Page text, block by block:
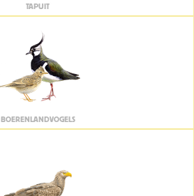
TAPUIT
BOERENLANDVOGELS